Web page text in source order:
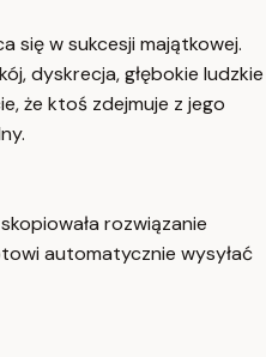
się w sukcesji majątkowej.
dyskrecja, głębokie ludzkie
że ktoś zdejmuje z jego
rozwiązanie
automatycznie wysyłać